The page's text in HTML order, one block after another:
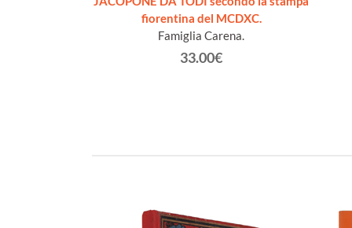
fiorentina del MCDXC.
Famiglia Carena.
33.00€